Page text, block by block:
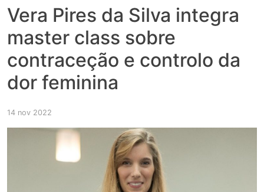
Vera Pires da Silva integra
master class sobre
contraceção e controlo da
dor feminina
14 nov 2022